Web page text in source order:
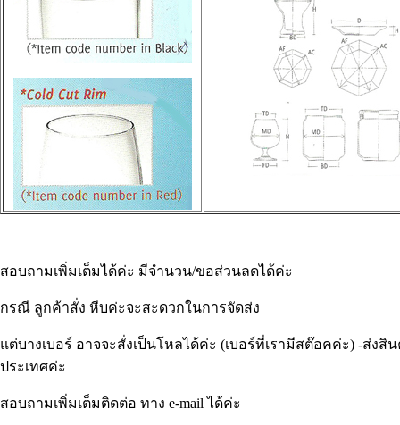
สอบถามเพิ่มเต็มได้ค่ะ มีจำนวน/ขอส่วนลดได้ค่ะ
กรณี ลูกค้าสั่ง หีบค่ะจะสะดวกในการจัดส่ง
แต่บางเบอร์ อาจจะสั่งเป็นโหลได้ค่ะ (เบอร์ที่เรามีสต๊อคค่ะ) -ส่งสิ
ประเทศค่ะ
สอบถามเพิ่มเต็มติดต่อ ทาง e-mail ได้ค่ะ